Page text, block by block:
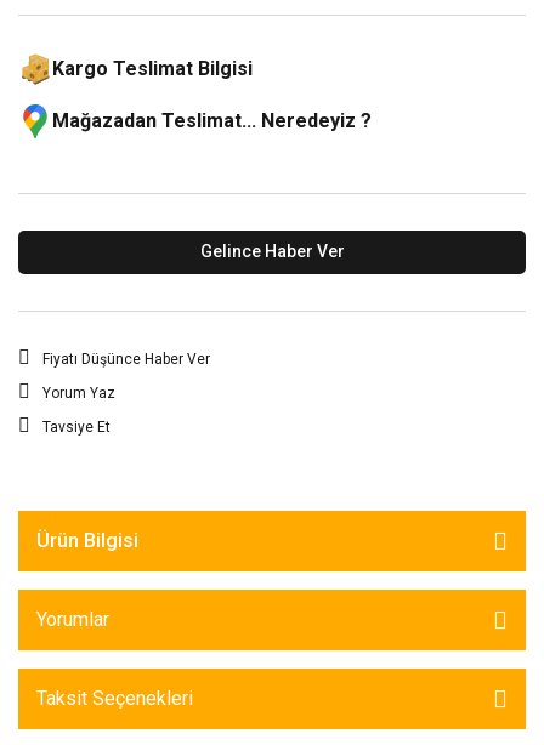
Kargo Teslimat Bilgisi
Mağazadan Teslimat... Neredeyiz ?
Gelince Haber Ver
Fiyatı Düşünce Haber Ver
Yorum Yaz
Tavsiye Et
Ürün Bilgisi
Yorumlar
Taksit Seçenekleri